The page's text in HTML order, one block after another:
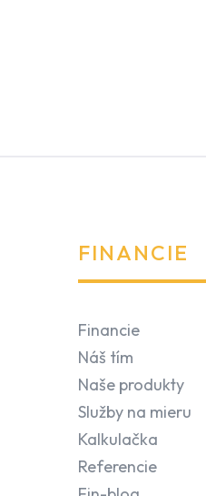
FINANCIE
Financie
Náš tím
Naše produkty
Služby na mieru
Kalkulačka
Referencie